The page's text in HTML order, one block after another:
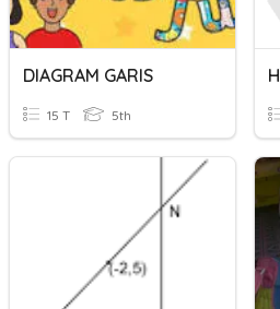
DIAGRAM GARIS
15 T 5th